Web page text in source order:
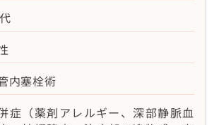
内塞栓術
症（薬剤アレルギー、深部静脈血